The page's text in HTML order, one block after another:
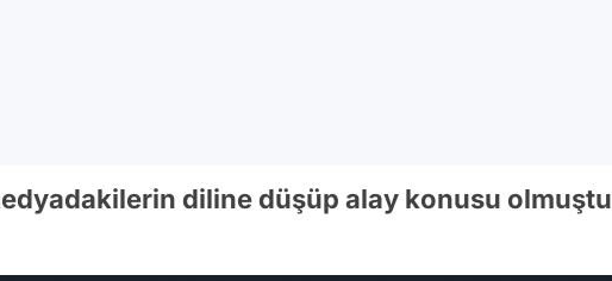
diline düşüp alay konusu olmuştu